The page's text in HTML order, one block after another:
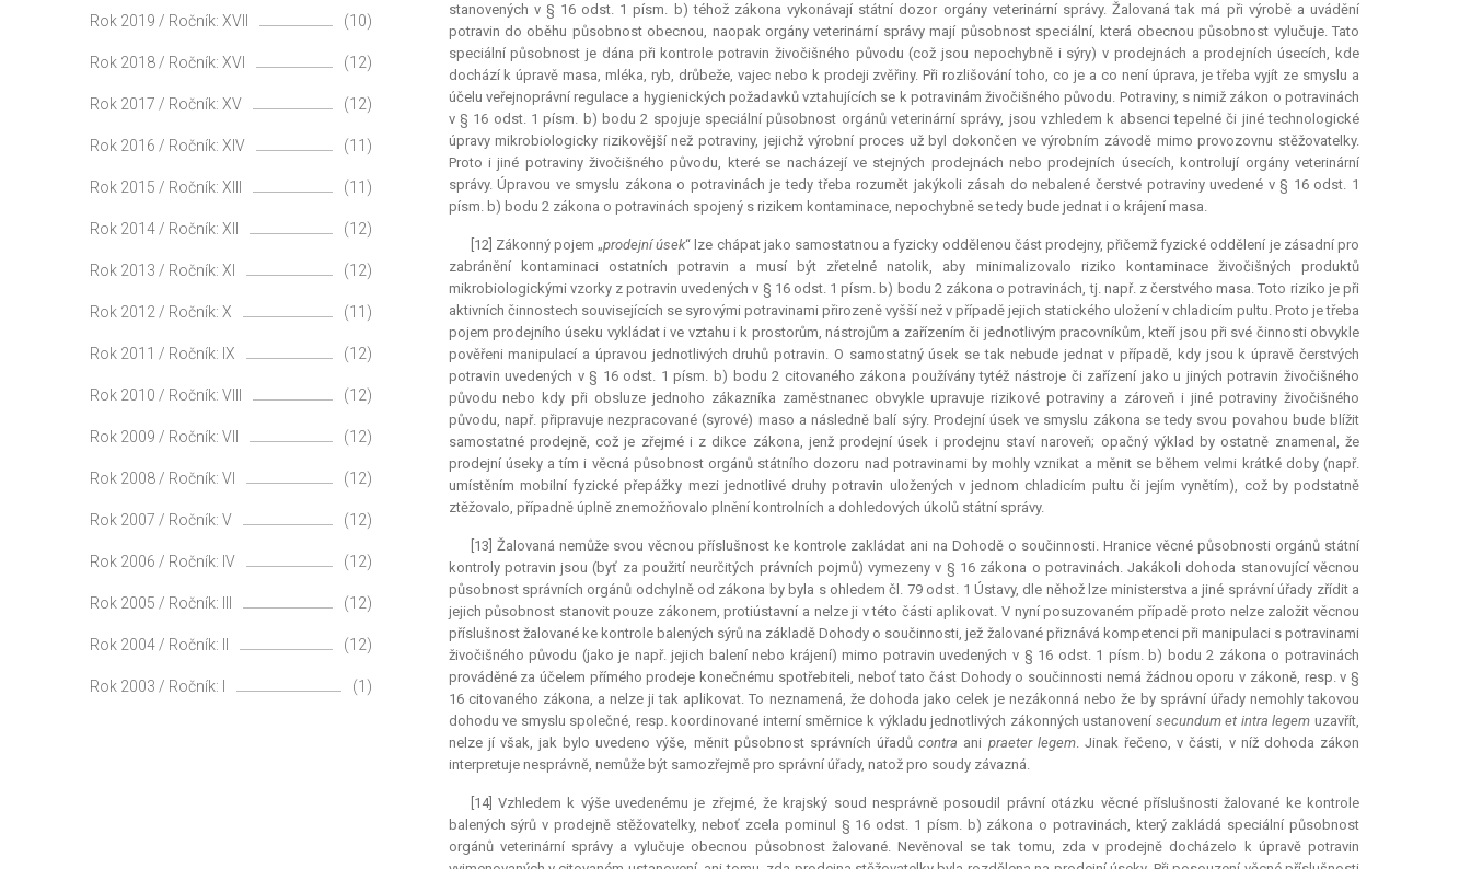
stanovených v § 16 odst. 1 písm. b) téhož zákona vykonávají státní dozor orgány veterinární správy. Žalovaná tak má při výrobě a uvádění
potravin do oběhu působnost obecnou, naopak orgány veterinární správy mají působnost speciální, která obecnou působnost vylučuje. Tato
speciální působnost je dána při kontrole potravin živočišného původu (což jsou nepochybně i sýry) v prodejnách a prodejních úsecích, kde
dochází k úpravě masa, mléka, ryb, drůbeže, vajec nebo k prodeji zvěřiny. Při rozlišování toho, co je a co není úprava, je třeba vyjít ze smyslu a
účelu veřejnoprávní regulace a hygienických požadavků vztahujících se k potravinám živočišného původu. Potraviny, s nimiž zákon o potravinách
v § 16 odst. 1 písm. b) bodu 2 spojuje speciální působnost orgánů veterinární správy, jsou vzhledem k absenci tepelné či jiné technologické
úpravy mikrobiologicky rizikovější než potraviny, jejichž výrobní proces už byl dokončen ve výrobním závodě mimo provozovnu stěžovatelky.
Proto i jiné potraviny živočišného původu, které se nacházejí ve stejných prodejnách nebo prodejních úsecích, kontrolují orgány veterinární
správy. Úpravou ve smyslu zákona o potravinách je tedy třeba rozumět jakýkoli zásah do nebalené čerstvé potraviny uvedené v § 16 odst. 1
písm. b) bodu 2 zákona o potravinách spojený s rizikem kontaminace, nepochybně se tedy bude jednat i o krájení masa.
[12] Zákonný pojem „prodejní úsek“ lze chápat jako samostatnou a fyzicky oddělenou část prodejny, přičemž fyzické oddělení je zásadní pro
zabránění kontaminaci ostatních potravin a musí být zřetelné natolik, aby minimalizovalo riziko kontaminace živočišných produktů
mikrobiologickými vzorky z potravin uvedených v § 16 odst. 1 písm. b) bodu 2 zákona o potravinách, tj. např. z čerstvého masa. Toto riziko je při
aktivních činnostech souvisejících se syrovými potravinami přirozeně vyšší než v případě jejich statického uložení v chladicím pultu. Proto je třeba
pojem prodejního úseku vykládat i ve vztahu i k prostorům, nástrojům a zařízením či jednotlivým pracovníkům, kteří jsou při své činnosti obvykle
pověřeni manipulací a úpravou jednotlivých druhů potravin. O samostatný úsek se tak nebude jednat v případě, kdy jsou k úpravě čerstvých
potravin uvedených v § 16 odst. 1 písm. b) bodu 2 citovaného zákona používány tytéž nástroje či zařízení jako u jiných potravin živočišného
původu nebo kdy při obsluze jednoho zákazníka zaměstnanec obvykle upravuje rizikové potraviny a zároveň i jiné potraviny živočišného
původu, např. připravuje nezpracované (syrové) maso a následně balí sýry. Prodejní úsek ve smyslu zákona se tedy svou povahou bude blížit
samostatné prodejně, což je zřejmé i z dikce zákona, jenž prodejní úsek i prodejnu staví naroveň; opačný výklad by ostatně znamenal, že
prodejní úseky a tím i věcná působnost orgánů státního dozoru nad potravinami by mohly vznikat a měnit se během velmi krátké doby (např.
umístěním mobilní fyzické přepážky mezi jednotlivé druhy potravin uložených v jednom chladicím pultu či jejím vynětím), což by podstatně
ztěžovalo, případně úplně znemožňovalo plnění kontrolních a dohledových úkolů státní správy.
[13] Žalovaná nemůže svou věcnou příslušnost ke kontrole zakládat ani na Dohodě o součinnosti. Hranice věcné působnosti orgánů státní
kontroly potravin jsou (byť za použití neurčitých právních pojmů) vymezeny v § 16 zákona o potravinách. Jakákoli dohoda stanovující věcnou
působnost správních orgánů odchylně od zákona by byla s ohledem čl. 79 odst. 1 Ústavy, dle něhož lze ministerstva a jiné správní úřady zřídit a
jejich působnost stanovit pouze zákonem, protiústavní a nelze ji v této části aplikovat. V nyní posuzovaném případě proto nelze založit věcnou
příslušnost žalované ke kontrole balených sýrů na základě Dohody o součinnosti, jež žalované přiznává kompetenci při manipulaci s potravinami
živočišného původu (jako je např. jejich balení nebo krájení) mimo potravin uvedených v § 16 odst. 1 písm. b) bodu 2 zákona o potravinách
prováděné za účelem přímého prodeje konečnému spotřebiteli, neboť tato část Dohody o součinnosti nemá žádnou oporu v zákoně, resp. v §
16 citovaného zákona, a nelze ji tak aplikovat. To neznamená, že dohoda jako celek je nezákonná nebo že by správní úřady nemohly takovou
dohodu ve smyslu společné, resp. koordinované interní směrnice k výkladu jednotlivých zákonných ustanovení secundum et intra legem uzavřít,
nelze jí však, jak bylo uvedeno výše, měnit působnost správních úřadůcontra ani praeter legem. Jinak řečeno, v části, v níž dohoda zákon
interpretuje nesprávně, nemůže být samozřejmě pro správní úřady, natož pro soudy závazná.
[14] Vzhledem k výše uvedenému je zřejmé, že krajský soud nesprávně posoudil právní otázku věcné příslušnosti žalované ke kontrole
balených sýrů v prodejně stěžovatelky, neboť zcela pominul § 16 odst. 1 písm. b) zákona o potravinách, který zakládá speciální působnost
orgánů veterinární správy a vylučuje obecnou působnost žalované. Nevěnoval se tak tomu, zda v prodejně docházelo k úpravě potravin
Rok 2019 / Ročník: XVII (10)
Rok 2018 / Ročník: XVI (12)
Rok 2017 / Ročník: XV (12)
Rok 2016 / Ročník: XIV (11)
Rok 2015 / Ročník: XIII (11)
Rok 2014 / Ročník: XII (12)
Rok 2013 / Ročník: XI (12)
Rok 2012 / Ročník: X (11)
Rok 2011 / Ročník: IX (12)
Rok 2010 / Ročník: VIII (12)
Rok 2009 / Ročník: VII (12)
Rok 2008 / Ročník: VI (12)
Rok 2007 / Ročník: V (12)
Rok 2006 / Ročník: IV (12)
Rok 2005 / Ročník: III (12)
Rok 2004 / Ročník: II (12)
Rok 2003 / Ročník: I (1)